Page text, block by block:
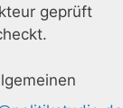
geprüft